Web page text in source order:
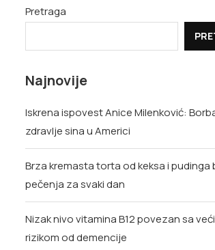
Pretraga
Najnovije
Iskrena ispovest Anice Milenković:
zdravlje sina u Americi
Brza kremasta torta od keksa i pudinga
pečenja za svaki dan
Nizak nivo vitamina B12 povezan sa
rizikom od demencije